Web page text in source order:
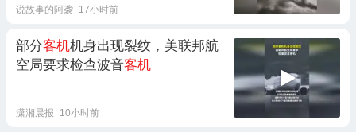
说故事的阿袭 17小时前
部分客机机身出现裂纹，美联邦航
空局要求检查波音客机
潇湘晨报 10小时前